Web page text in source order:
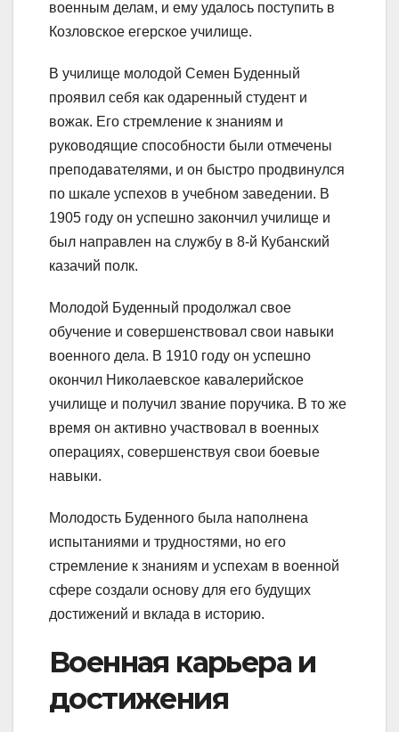
военным делам, и ему удалось поступить в
Козловское егерское училище.
В училище молодой Семен Буденный
проявил себя как одаренный студент и
вожак. Его стремление к знаниям и
руководящие способности были отмечены
преподавателями, и он быстро продвинулся
по шкале успехов в учебном заведении. В
1905 году он успешно закончил училище и
был направлен на службу в 8-й Кубанский
казачий полк.
Молодой Буденный продолжал свое
обучение и совершенствовал свои навыки
военного дела. В 1910 году он успешно
окончил Николаевское кавалерийское
училище и получил звание поручика. В то же
время он активно участвовал в военных
операциях, совершенствуя свои боевые
навыки.
Молодость Буденного была наполнена
испытаниями и трудностями, но его
стремление к знаниям и успехам в военной
сфере создали основу для его будущих
достижений и вклада в историю.
Военная карьера и
достижения